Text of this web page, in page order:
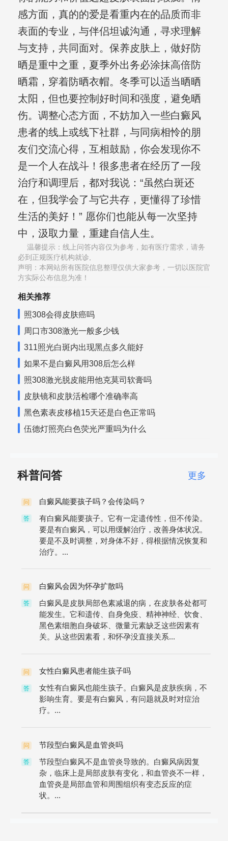
感方面，真的的爱是看重内在的品质而非
表面的专业，与伴侣坦诚沟通，寻求理解
与支持，共同面对。保养皮肤上，做好防
晒是重中之重，夏季外出务必涂抹高倍防
晒霜，穿着防晒衣帽。冬季可以适当晒晒
太阳，但也要控制好时间和强度，避免晒
伤。调整心态方面，不妨加入一些白癜风
患者的线上或线下社群，与同病相怜的朋
友们交流心得，互相鼓励，你会发现你不
是一个人在战斗！很多患者在经历了一段
治疗和调理后，都对我说：“虽然白斑还
在，但我学会了与它共存，更懂得了珍惜
生活的美好！” 愿你们也能从每一次坚持
中，汲取力量，重建自信人生。
温馨提示：线上问答内容仅为参考，如有医疗需求，请务
必到正规医疗机构就诊,
声明：本网站所有医院信息整理仅供大家参考，一切以医院官
方实际公布信息为准！
相关推荐
照308会得皮肤癌吗
周口市308激光一般多少钱
311照光白斑内出现黑点多久能好
如果不是白癜风用308后怎么样
照308激光脱皮能用他克莫司软膏吗
皮肤镜和皮肤活检哪个准确率高
黑色素表皮移植15天还是白色正常吗
伍德灯照亮白色荧光严重吗为什么
科普问答 更多
问 白癜风能要孩子吗？会传染吗？
答
有白癜风能要孩子。它有一定遗传性，但不传染。
要是有白癜风，可以用缓解治疗，改善身体状况。
要是不及时调整，对身体不好，得根据情况恢复和
治疗。...
问 白癜风会因为怀孕扩散吗
答
白癜风是皮肤局部色素减退的病，在皮肤各处都可
能发生。它和遗传、自身免疫、精神神经、饮食、
黑色素细胞自身破坏、微量元素缺乏这些因素有
关。从这些因素看，和怀孕没直接关系...
问 女性白癜风患者能生孩子吗
答
女性有白癜风也能生孩子。白癜风是皮肤疾病，不
影响生育。要是有白癜风，有问题就及时对症治
疗。...
问 节段型白癜风是血管炎吗
答
节段型白癜风不是血管炎导致的。白癜风病因复
杂，临床上是局部皮肤有变化，和血管炎不一样，
血管炎是局部血管和周围组织有变态反应的症
状。...